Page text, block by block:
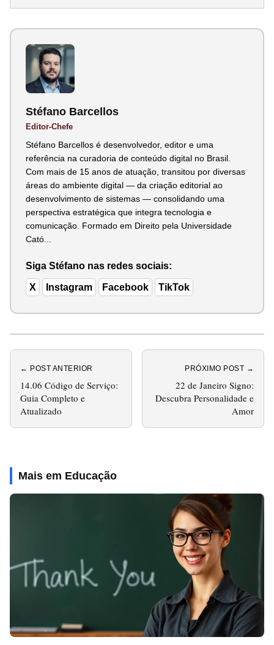
Stéfano Barcellos
Editor-Chefe
Stéfano Barcellos é desenvolvedor, editor e uma
referência na curadoria de conteúdo digital no Brasil.
Com mais de 15 anos de atuação, transitou por diversas
áreas do ambiente digital — da criação editorial ao
desenvolvimento de sistemas — consolidando uma
perspectiva estratégica que integra tecnologia e
comunicação. Formado em Direito pela Universidade
Cató...
Siga Stéfano nas redes sociais:
X Instagram Facebook TikTok
← POST ANTERIOR
14.06 Código de Serviço:
Guia Completo e
Atualizado
PRÓXIMO POST →
22 de Janeiro Signo:
Descubra Personalidade e
Amor
Mais em Educação